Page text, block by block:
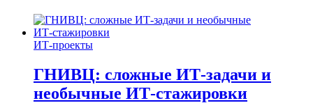
ИТ-проекты
ГНИВЦ: сложные ИТ‑задачи и
необычные ИТ‑стажировки